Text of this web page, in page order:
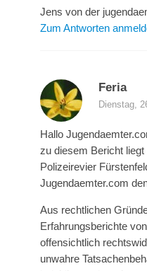
Jens von der
Zum Antworten
Feria
Dienstag,
Hallo
zu diesem Bericht
Polizeirevier
Jugendaemter.com
Aus rechtlichen
Erfahrungsberichte
offensichtlich
unwahre